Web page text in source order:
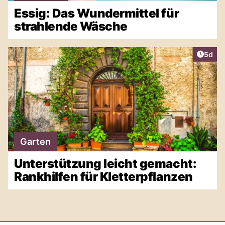
Essig: Das Wundermittel für
strahlende Wäsche
5d
Garten
Unterstützung leicht gemacht:
Rankhilfen für Kletterpflanzen